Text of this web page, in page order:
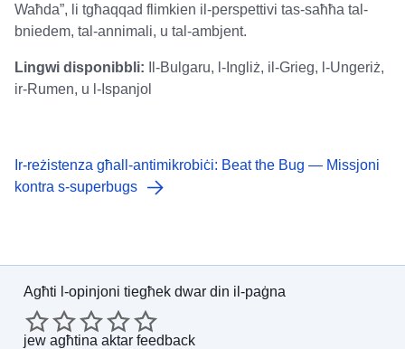
Waħda”, li tgħaqqad flimkien il-perspettivi tas-saħħa tal-
bniedem, tal-annimali, u tal-ambjent.
Lingwi disponibbli:
Il-Bulgaru, l-Ingliż, il-Grieg, l-Ungeriż,
ir-Rumen, u l-Ispanjol
Ir-reżistenza għall-antimikrobiċi: Beat the Bug — Missjoni
kontra s-superbugs
Agħti l-opinjoni tiegħek dwar din il-paġna
jew agħtina aktar feedback